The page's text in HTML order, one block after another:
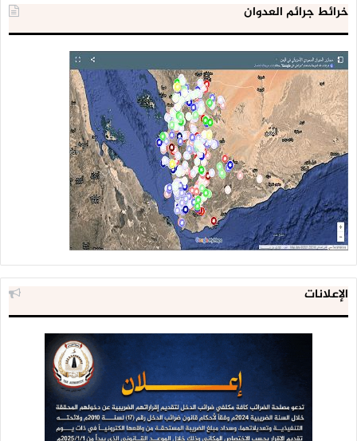
خرائط جرائم العدوان
الإعلانات